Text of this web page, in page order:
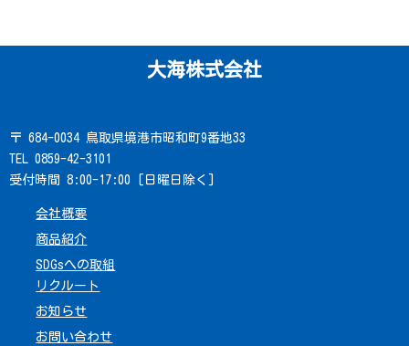
大海株式会社
〒 684-0034 鳥取県境港市昭和町9番地33
TEL 0859-42-3101
受付時間 8:00-17:00 [日曜日除く]
会社概要
商品紹介
SDGsへの取組
リクルート
お知らせ
お問い合わせ